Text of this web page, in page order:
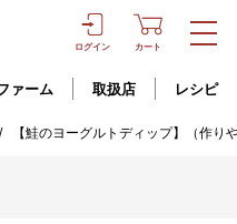
ログイン カート
ァーム 取扱店 レシピ
/ 【鮭のヨーグルトディップ】（作り